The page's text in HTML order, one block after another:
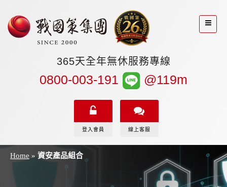
365天全年無休服務專線
0800-003-191 @119m
登入會員 線上客服
Home »資安產品組合